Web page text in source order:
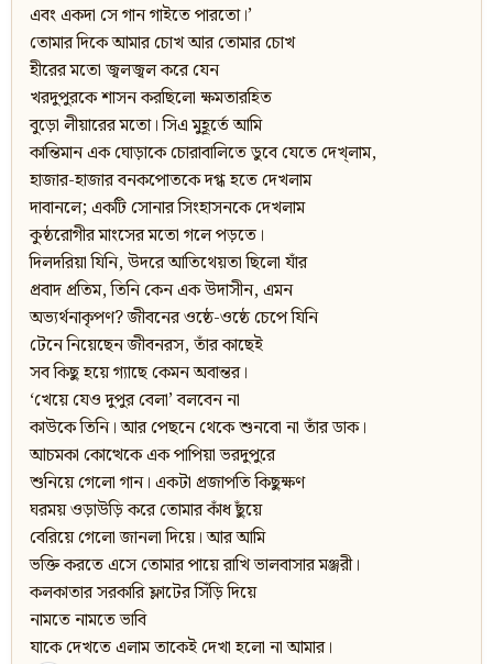
এবং একদা সে গান গাইতে পারতো।’
তোমার দিকে আমার চোখ আর তোমার চোখ
হীরের মতো জ্বলজ্বল করে যেন
খরদুপুরকে শাসন করছিলো ক্ষমতারহিত
বুড়ো লীয়ারের মতো। সিএ মুহূর্তে আমি
কান্তিমান এক ঘোড়াকে চোরাবালিতে ডুবে যেতে দেখ্লাম,
হাজার-হাজার বনকপোতকে দগ্ধ হতে দেখলাম
দাবানলে; একটি সোনার সিংহাসনকে দেখলাম
কুষ্ঠরোগীর মাংসের মতো গলে পড়তে।
দিলদরিয়া যিনি, উদরে আতিথেয়তা ছিলো যাঁর
প্রবাদ প্রতিম, তিনি কেন এক উদাসীন, এমন
অভ্যর্থনাকৃপণ? জীবনের ওষ্ঠে-ওষ্ঠে চেপে যিনি
টেনে নিয়েছেন জীবনরস, তাঁর কাছেই
সব কিছু হয়ে গ্যাছে কেমন অবান্তর।
‘খেয়ে যেও দুপুর বেলা’ বলবেন না
কাউকে তিনি। আর পেছনে থেকে শুনবো না তাঁর ডাক।
আচমকা কোত্থেকে এক পাপিয়া ভরদুপুরে
শুনিয়ে গেলো গান। একটা প্রজাপতি কিছুক্ষণ
ঘরময় ওড়াউড়ি করে তোমার কাঁধ ছুঁয়ে
বেরিয়ে গেলো জানলা দিয়ে। আর আমি
ভক্তি করতে এসে তোমার পায়ে রাখি ভালবাসার মঞ্জরী।
কলকাতার সরকারি ফ্লাটের সিঁড়ি দিয়ে
নামতে নামতে ভাবি
যাকে দেখতে এলাম তাকেই দেখা হলো না আমার।